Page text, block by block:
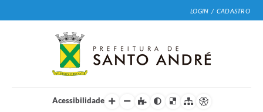
LOGIN / CADASTRO
Acessibilidade